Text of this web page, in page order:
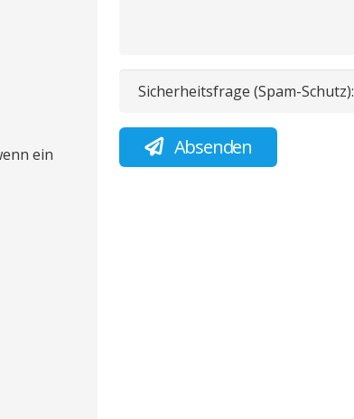
ein
Sicherheitsfrage (Spam-Schutz):
Absenden